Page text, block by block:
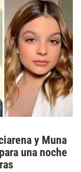
y Muna
una noche